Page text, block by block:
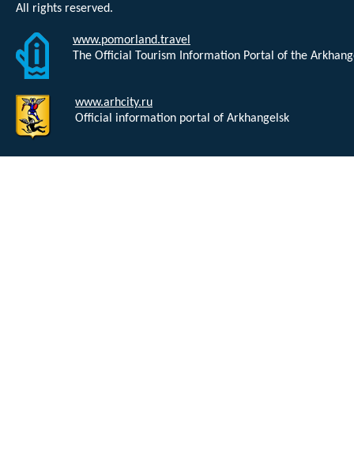
All rights reserved.
www.pomorland.travel
The Official Tourism Information Portal of the
www.arhcity.ru
Official information portal of Arkhangelsk